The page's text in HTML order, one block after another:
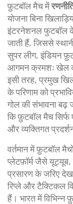
फ़ुटबॉल मैच में
योजना बिना
इंटरनेशनल फुटबॉल
जाती हैं, जिससे
सुपर लीग, इंडियन
आगमन क्रमशः खेल
इसी तरह, प्रमुख
के परिणाम को
गोल की संभावना बढ़
कि फ़ुटबॉल मैच सिर्फ
और व्यक्तिगत
वर्तमान में फ़ुटबॉल
प्लेटफ़ॉर्म जैसे यूट्यूब,
प्रसारणके जरिए
रि‍प्ले और टैक्टिकल
हैं। भारत में विभिन्न